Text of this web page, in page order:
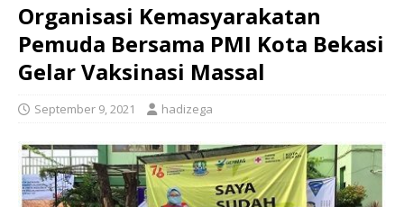
Organisasi Kemasyarakatan
Pemuda Bersama PMI Kota Bekasi
Gelar Vaksinasi Massal
September 9, 2021 hadizega